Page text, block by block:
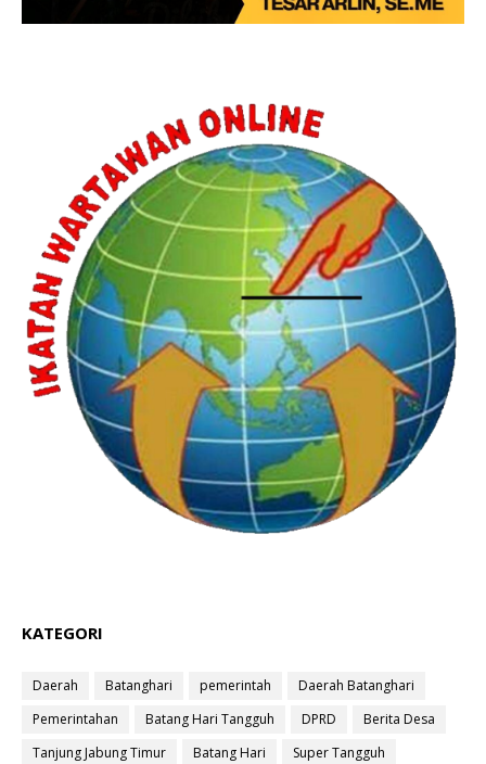
KATEGORI
Daerah Batanghari pemerintah
Daerah Batanghari
Pemerintahan
Batang Hari Tangguh DPRD
Berita Desa
Tanjung Jabung Timur
Batang Hari
Super Tangguh